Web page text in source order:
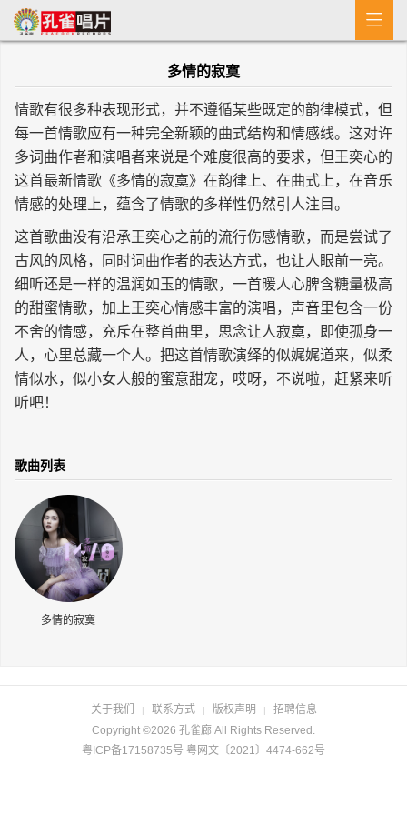
首 页
MV
新闻
艺人介绍
专辑
收歌

多情的寂寞
情歌有很多种表现形式，并不遵循某些既定的韵律模式，但
每一首情歌应有一种完全新颖的曲式结构和情感线。这对许
多词曲作者和演唱者来说是个难度很高的要求，但王奕心的
这首最新情歌《多情的寂寞》在韵律上、在曲式上，在音乐
情感的处理上，蕴含了情歌的多样性仍然引人注目。
这首歌曲没有沿承王奕心之前的流行伤感情歌，而是尝试了
古风的风格，同时词曲作者的表达方式，也让人眼前一亮。
细听还是一样的温润如玉的情歌，一首暖人心脾含糖量极高
的甜蜜情歌，加上王奕心情感丰富的演唱，声音里包含一份
不舍的情感，充斥在整首曲里，思念让人寂寞，即使孤身一
人，心里总藏一个人。把这首情歌演绎的似娓娓道来，似柔
情似水，似小女人般的蜜意甜宠，哎呀，不说啦，赶紧来听
听吧！
歌曲列表
多情的寂寞
关于我们 联系方式 版权声明
招聘信息
Copyright ©2026 孔雀廊 All Rights Reserved.
粤ICP备17158735号 粤网文〔2021〕4474-662号